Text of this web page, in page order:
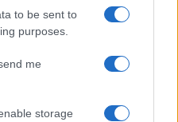
to be sent to
purposes.
me
storage